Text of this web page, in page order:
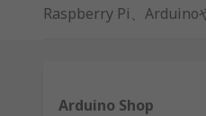
Raspberry Pi、Arduino
開発ツールは、初心者
です。
Arduino Shop